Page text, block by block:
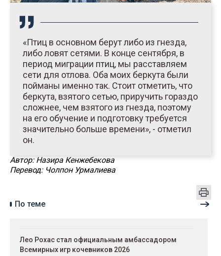
«Птиц в основном берут либо из гнезда,
либо ловят сетями. В конце сентября, в
период миграции птиц, мы расставляем
сети для отлова. Оба моих беркута были
пойманы именно так. Стоит отметить, что
беркута, взятого сетью, приручить гораздо
сложнее, чем взятого из гнезда, поэтому
на его обучение и подготовку требуется
значительно больше времени», - отметил
он.
Автор: Назира Кенжебекова
Перевод: Чолпон Урмалиева
По теме
Лео Рохас стал официальным амбассадором
Всемирных игр кочевников 2026